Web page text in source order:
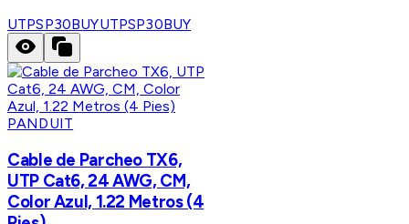
UTPSP30BUYUTPSP30BUY
PANDUIT
Cable de Parcheo TX6,
UTP Cat6, 24 AWG, CM,
Color Azul, 1.22 Metros (4